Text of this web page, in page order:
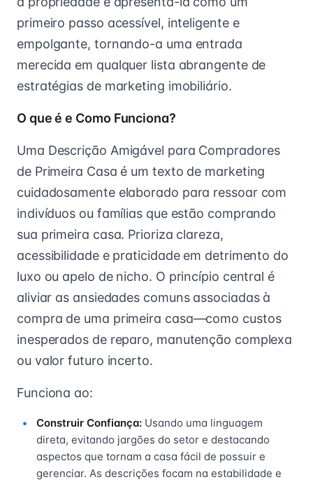
primeiro passo acessível, inteligente e
empolgante, tornando-a uma entrada
merecida em qualquer lista abrangente de
estratégias de marketing imobiliário.
O que é e Como Funciona?
Uma Descrição Amigável para Compradores
de Primeira Casa é um texto de marketing
cuidadosamente elaborado para ressoar com
indivíduos ou famílias que estão comprando
sua primeira casa. Prioriza clareza,
acessibilidade e praticidade em detrimento do
luxo ou apelo de nicho. O princípio central é
aliviar as ansiedades comuns associadas à
compra de uma primeira casa—como custos
inesperados de reparo, manutenção complexa
ou valor futuro incerto.
Funciona ao:
Construir Confiança: Usando uma linguagem
direta, evitando jargões do setor e destacando
aspectos que tornam a casa fácil de possuir e
gerenciar. As descrições focam na estabilidade e